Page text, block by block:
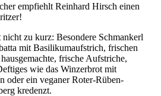
empfiehlt Reinhard Hirsch einen
zu kurz: Besondere Schmankerl
mit Basilikumaufstrich, frischen
frische Aufstriche,
wie das Winzerbrot mit
oder ein veganer Roter-Rüben-
kredenzt.